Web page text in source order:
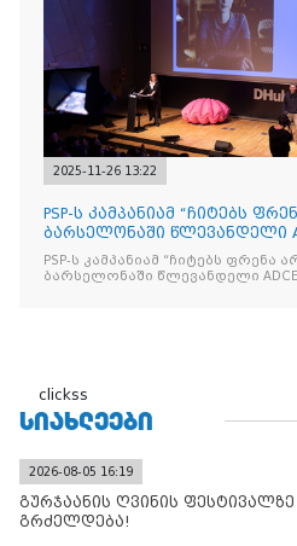
2025-11-26 13:22
PSP-ს კამპანიამ “ჩიტებს
ბარსელონაში წლევანდელი
ჯამში 5 ჯილდო მ
PSP-ს კამპანიამ “ჩიტებს ფრენა
ბარსელონაში წლევანდელი ADCE გრან პრი და ჯამში 5
clickss
ᲡᲘᲐᲮᲚᲔᲔᲑᲘ
2026-08-05 16:19
გურჯაანის ღვინის
გრძელდება!